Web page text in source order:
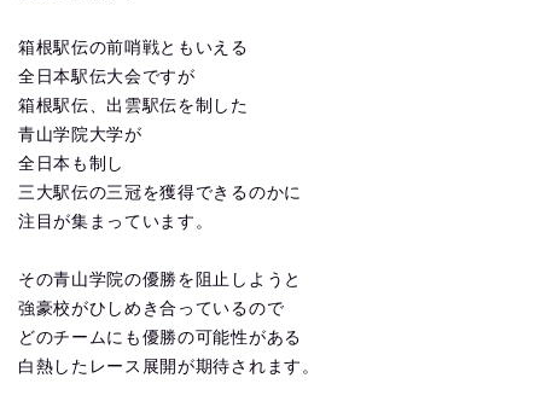
箱根駅伝の前哨戦ともいえる
全日本駅伝大会ですが
箱根駅伝、出雲駅伝を制した
青山学院大学が
全日本も制し
三大駅伝の三冠を獲得できるのかに
注目が集まっています。
その青山学院の優勝を阻止しようと
強豪校がひしめき合っているので
どのチームにも優勝の可能性がある
白熱したレース展開が期待されます。